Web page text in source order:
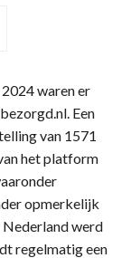
waren er
Een
van 1571
het platform
opmerkelijk
Nederland werd
regelmatig een